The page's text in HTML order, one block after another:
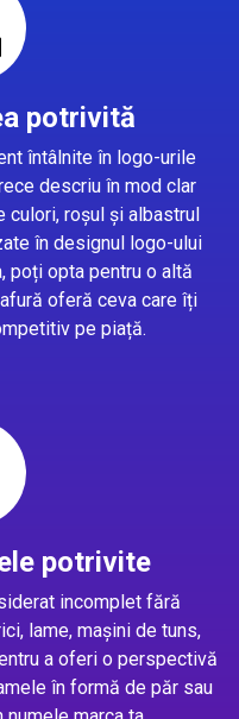
potrivită
întâlnite în logo-urile
descriu în mod clar
culori, roșul și albastrul
în designul logo-ului
poți opta pentru o altă
oferă ceva care îți
pe piață.
potrivite
incomplet fără
lame, mașini de tuns,
a oferi o perspectivă
în formă de păr sau